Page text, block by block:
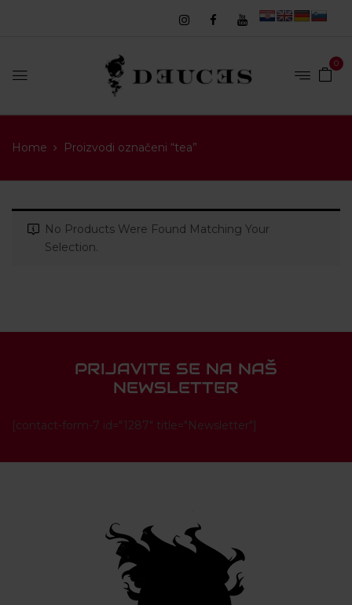
0
Home Proizvodi označeni “tea”
No Products Were Found Matching Your
Selection.
PRIJAVITE SE NA NAŠ
NEWSLETTER
[contact-form-7 id="1287" title="Newsletter"]